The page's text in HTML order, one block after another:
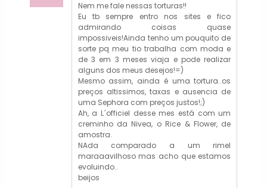
Nem me fale nessas torturas!!
Eu tb sempre entro nos sites e fico
admirando coisas quase
impossiveis!Ainda tenho um pouquito de
sorte pq meu tio trabalha com moda e
de 3 em 3 meses viaja e pode realizar
alguns dos meus desejos!=)
Mesmo assim, ainda é uma tortura..os
preços altissimos, taxas e ausencia de
uma Sephora com preços justos!;)
Ah, a L´officiel desse mes está com um
creminho da Nivea, o Rice & Flower, de
amostra.
NAda comparado a um rimel
maraaavilhoso mas acho que estamos
evoluindo..
beijos